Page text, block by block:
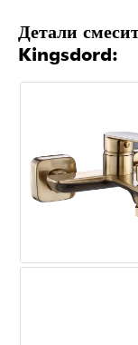
Детали
Kingsdord: